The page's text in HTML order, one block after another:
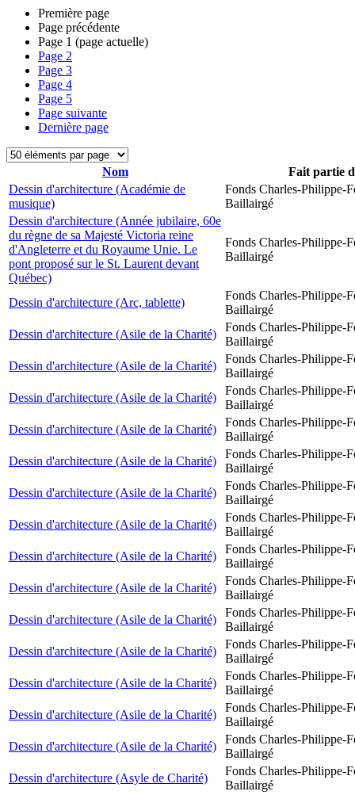
Première page
Page précédente
Page 1 (page actuelle)
Page 2
Page 3
Page 4
Page 5
Page suivante
Dernière page
Nom
Fait partie
Dessin d'architecture (Académie de
musique)
Fonds Charles-Philippe-
Baillairgé
Dessin d'architecture (Année jubilaire, 60e
du règne de sa Majesté Victoria reine
d'Angleterre et du Royaume Unie. Le
pont proposé sur le St. Laurent devant
Québec)
Fonds Charles-Philippe-
Baillairgé
Dessin d'architecture (Arc, tablette)
Fonds Charles-Philippe-
Baillairgé
Dessin d'architecture (Asile de la Charité)
Fonds Charles-Philippe-
Baillairgé
Dessin d'architecture (Asile de la Charité)
Fonds Charles-Philippe-
Baillairgé
Dessin d'architecture (Asile de la Charité)
Fonds Charles-Philippe-
Baillairgé
Dessin d'architecture (Asile de la Charité)
Fonds Charles-Philippe-
Baillairgé
Dessin d'architecture (Asile de la Charité)
Fonds Charles-Philippe-
Baillairgé
Dessin d'architecture (Asile de la Charité)
Fonds Charles-Philippe-
Baillairgé
Dessin d'architecture (Asile de la Charité)
Fonds Charles-Philippe-
Baillairgé
Dessin d'architecture (Asile de la Charité)
Fonds Charles-Philippe-
Baillairgé
Dessin d'architecture (Asile de la Charité)
Fonds Charles-Philippe-
Baillairgé
Dessin d'architecture (Asile de la Charité)
Fonds Charles-Philippe-
Baillairgé
Dessin d'architecture (Asile de la Charité)
Fonds Charles-Philippe-
Baillairgé
Dessin d'architecture (Asile de la Charité)
Fonds Charles-Philippe-
Baillairgé
Dessin d'architecture (Asile de la Charité)
Fonds Charles-Philippe-
Baillairgé
Dessin d'architecture (Asile de la Charité)
Fonds Charles-Philippe-
Baillairgé
Dessin d'architecture (Asyle de Charité)
Fonds Charles-Philippe-
Baillairgé